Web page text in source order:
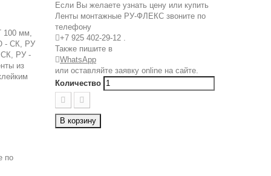
100 мм,
- СК, РУ
РУ -
из
по
Если Вы желаете узнать цену или купить
Ленты монтажные РУ-ФЛЕКС звоните по
телефону
+7 925 402-29-12 .
Также пишите в
WhatsApp
или оставляйте заявку online на сайте.
Количество
В корзину